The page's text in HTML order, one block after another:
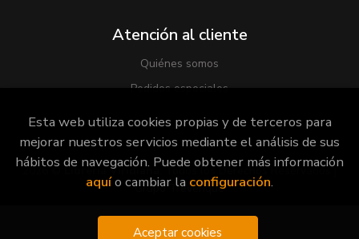
Atención al cliente
Quiénes somos
Pedidos especiales
2026 © Librería Viridiana . Todos los Derechos Reservados |
Grupo Trevenque
Esta web utiliza cookies propias y de terceros para
mejorar nuestros servicios mediante el análisis de sus
hábitos de navegación. Puede obtener más información
aquío cambiar la configuración.
Aceptar cookies